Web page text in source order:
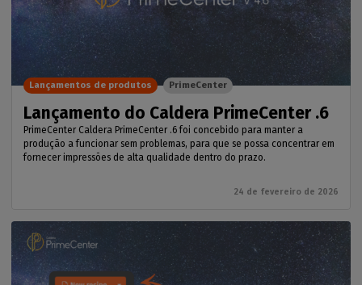
Lançamento do Caldera PrimeCenter .6
PrimeCenter Caldera PrimeCenter .6 foi concebido para manter a
produção a funcionar sem problemas, para que se possa concentrar em
fornecer impressões de alta qualidade dentro do prazo.
24 de fevereiro de 2026
Lançamentos de produtos PrimeCenter